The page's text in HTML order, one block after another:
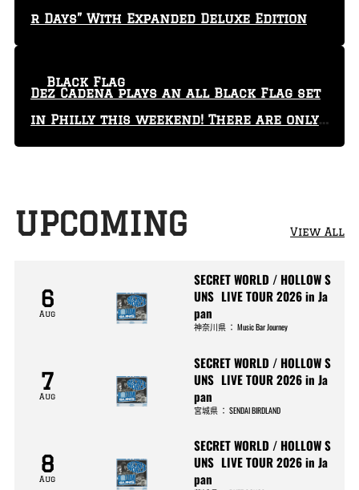
r Days” With Expanded Deluxe Edition
Dez Cadena plays an all Black Flag set
in Philly this weekend! There are only
29 tickets left!
Black Flag
UPCOMING View All
6
Aug
SECRET WORLD / HOLLOW S
UNS LIVE TOUR 2026 in Ja
pan
神奈川県 ：Music Bar Journey
7
Aug
SECRET WORLD / HOLLOW S
UNS LIVE TOUR 2026 in Ja
pan
宮城県 ：SENDAI BIRDLAND
8
Aug
SECRET WORLD / HOLLOW S
UNS LIVE TOUR 2026 in Ja
pan